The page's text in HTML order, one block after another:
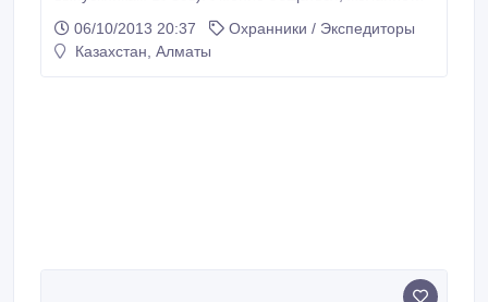
скользящий. Обращаться по телефону: 8702-671-
07-92.
06/10/2013 20:37
Охранники / Экспедиторы
Казахстан, Алматы